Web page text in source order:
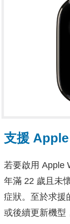
支援
若要啟用 Apple
年滿 22 歲且未
症狀。至於求援
或後續更新機型